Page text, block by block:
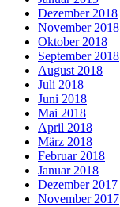
Dezember 2018
November 2018
Oktober 2018
September 2018
August 2018
Juli 2018
Juni 2018
Mai 2018
April 2018
März 2018
Februar 2018
Januar 2018
Dezember 2017
November 2017